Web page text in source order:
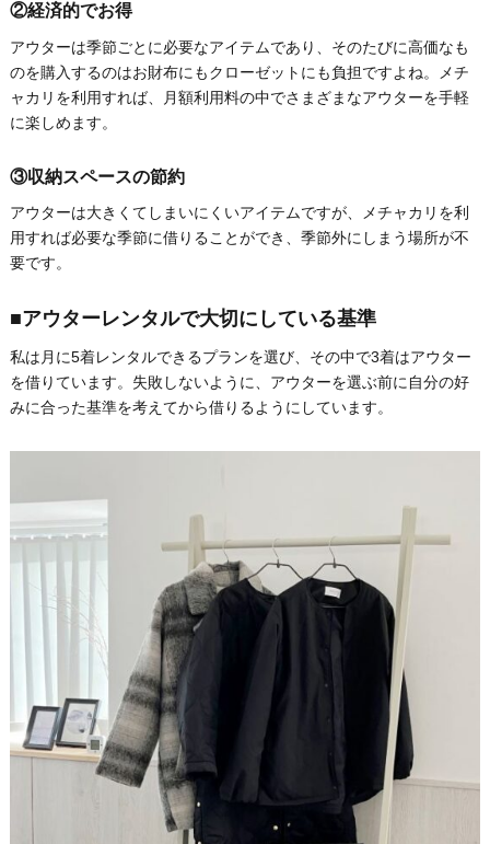
②経済的でお得
アウターは季節ごとに必要なアイテムであり、そのたびに高価なも
のを購入するのはお財布にもクローゼットにも負担ですよね。メチ
ャカリを利用すれば、月額利用料の中でさまざまなアウターを手軽
に楽しめます。
③収納スペースの節約
アウターは大きくてしまいにくいアイテムですが、メチャカリを利
用すれば必要な季節に借りることができ、季節外にしまう場所が不
要です。
■アウターレンタルで大切にしている基準
私は月に5着レンタルできるプランを選び、その中で3着はアウター
を借りています。失敗しないように、アウターを選ぶ前に自分の好
みに合った基準を考えてから借りるようにしています。